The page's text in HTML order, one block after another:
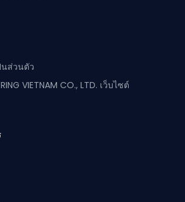
นส่วนตัว
VIETNAM CO., LTD. เว็บไซต์